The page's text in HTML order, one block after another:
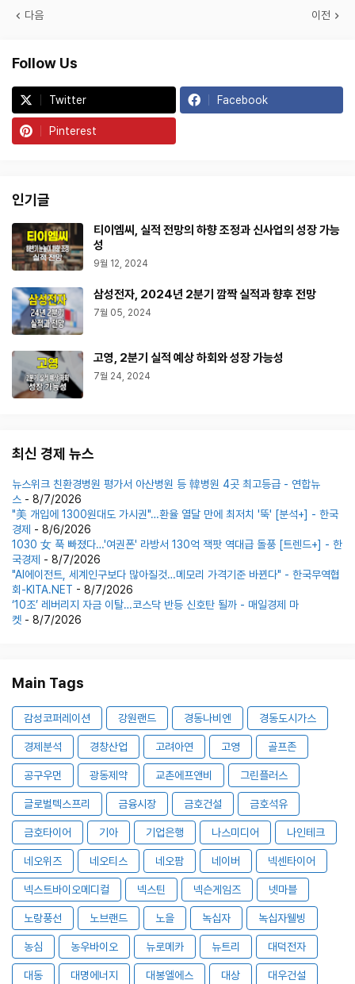
다음 이전
Follow Us
Twitter Facebook
Pinterest
인기글
티이엠씨, 실적 전망의 하향 조정과 신사업의 성장 가능
성
9월 12, 2024
삼성전자, 2024년 2분기 깜짝 실적과 향후 전망
7월 05, 2024
고영, 2분기 실적 예상 하회와 성장 가능성
7월 24, 2024
최신 경제 뉴스
뉴스위크 친환경병원 평가서 아산병원 등 韓병원 4곳 최고등급 - 연합뉴
스 - 8/7/2026
"美 개입에 1300원대도 가시권"…환율 열달 만에 최저치 '뚝' [분석+] - 한국
경제 - 8/6/2026
1030 女 푹 빠졌다…'여권폰' 라방서 130억 잭팟 역대급 돌풍 [트렌드+] - 한
국경제 - 8/7/2026
"AI에이전트, 세계인구보다 많아질것…메모리 가격기준 바뀐다" - 한국무역협
회-KITA.NET - 8/7/2026
‘10조’ 레버리지 자금 이탈…코스닥 반등 신호탄 될까 - 매일경제 마
켓 - 8/7/2026
Main Tags
감성코퍼레이션 강원랜드 경동나비엔 경동도시가스
경제분석 경창산업 고려아연 고영 골프존
공구우먼 광동제약 교촌에프앤비 그린플러스
글로벌텍스프리 금융시장 금호건설 금호석유
금호타이어 기아 기업은행 나스미디어 나인테크
네오위즈 네오티스 네오팜 네이버 넥센타이어
넥스트바이오메디컬 넥스틴 넥슨게임즈 넷마블
노랑풍선 노브랜드 노을 녹십자 녹십자웰빙
농심 농우바이오 뉴로메카 뉴트리 대덕전자
대동 대명에너지 대봉엘에스 대상 대우건설